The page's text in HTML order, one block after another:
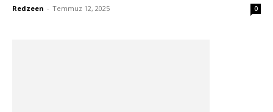
Redzeen - Temmuz 12, 2025 0